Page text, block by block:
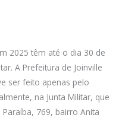
2025 têm até o dia 30 de
A Prefeitura de Joinville
ser feito apenas pelo
na Junta Militar, que
769, bairro Anita